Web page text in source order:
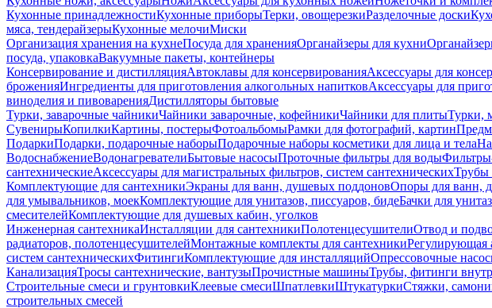
Кухонные принадлежностиКухонные приборыТерки, овощерезкиРазделочные доски
мяса, тендерайзерыКухонные мелочиМиски
Организация хранения на кухнеПосуда для храненияОрганайзеры для кухни
посуда, упаковкаВакуумные пакеты, контейнеры
Консервирование и дистилляцияАвтоклавы для консервированияАксессуары для
броженияИнгредиенты для приготовления алкогольных напитковАксессуары для
виноделия и пивоваренияДистилляторы бытовые
Турки, заварочные чайникиЧайники заварочные, кофейникиЧайники для плитыТурки,
СувенирыКопилкиКартины, постерыФотоальбомыРамки для фотографий, картин
ПодаркиПодарки, подарочные наборыПодарочные наборы косметики для лица и тела
ВодоснабжениеВодонагревателиБытовые насосыПроточные фильтры для воды
сантехническиеАксессуары для магистральных фильтров, систем сантехническихТрубы
Комплектующие для сантехникиЭкраны для ванн, душевых поддоновОпоры для ванн,
для умывальников, моекКомплектующие для унитазов, писсуаров, бидеБачки для
смесителейКомплектующие для душевых кабин, уголков
Инженерная сантехникаИнсталляции для сантехникиПолотенцесушителиОтвод и
радиаторов, полотенцесушителейМонтажные комплекты для сантехникиРегулирующая
систем сантехническихФитингиКомплектующие для инсталляцийОпрессовочные
КанализацияТросы сантехнические, вантузыПрочистные машиныТрубы, фитинги
Строительные смеси и грунтовкиКлеевые смесиШпатлевкиШтукатуркиСтяжки,
строительных смесей